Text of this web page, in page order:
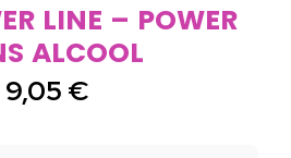
LINE – POWER
ALCOOL
9,05 €